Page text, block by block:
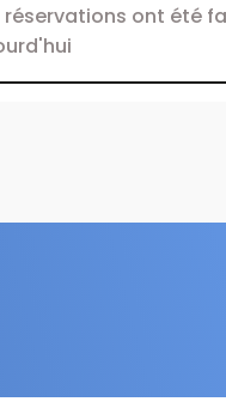
réservations ont été